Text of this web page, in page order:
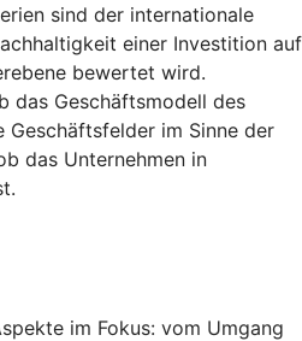
sind der internationale
einer Investition auf
bewertet wird.
das Geschäftsmodell des
Geschäftsfelder im Sinne der
das Unternehmen in
im Fokus: vom Umgang